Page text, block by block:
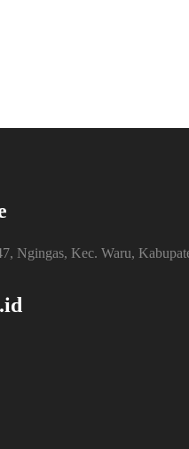
Ngingas, Kec. Waru,